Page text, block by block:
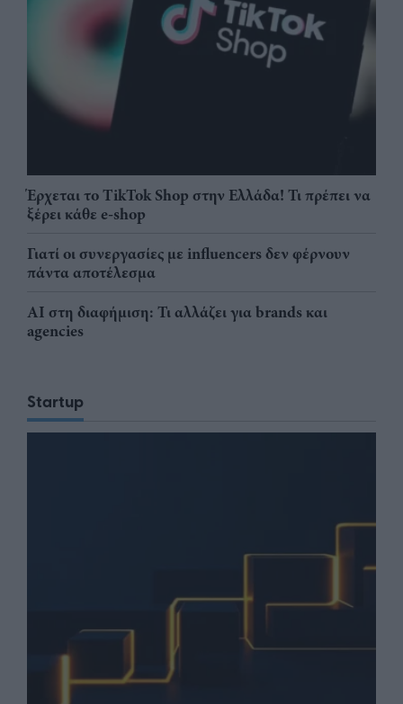
Έρχεται το TikTok Shop στην Ελλάδα! Τι πρέπει να
ξέρει κάθε e-shop
Γιατί οι συνεργασίες με influencers δεν φέρνουν
πάντα αποτέλεσμα
AI στη διαφήμιση: Τι αλλάζει για brands και
agencies
Startup